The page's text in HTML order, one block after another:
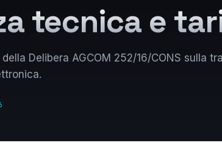
tecnica e
Delibera AGCOM 252/16/CONS sulla